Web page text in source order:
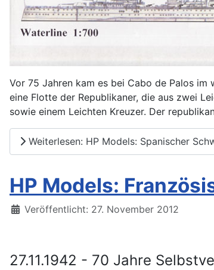
Vor 75 Jahren kam es bei Cabo de Palos
eine Flotte der Republikaner, die aus zwei
sowie einem Leichten Kreuzer. Der
Weiterlesen: HP Models: Spanischer
HP Models:
Details
Veröffentlicht: 27. November 2012
27.11.1942 - 70 Jahre